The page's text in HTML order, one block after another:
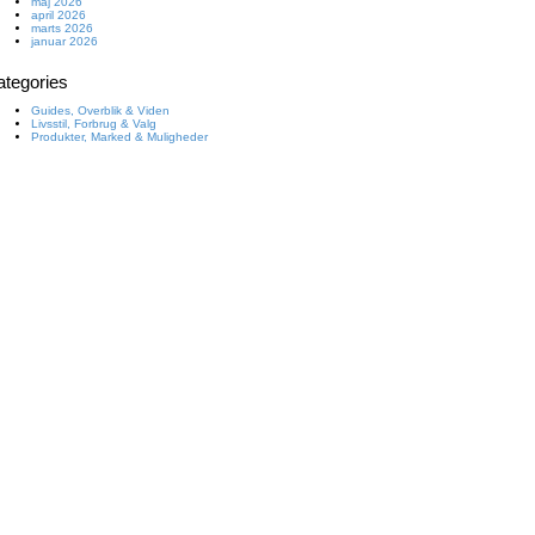
april 2026
marts 2026
januar 2026
Guides, Overblik & Viden
Livsstil, Forbrug & Valg
Produkter, Marked & Muligheder